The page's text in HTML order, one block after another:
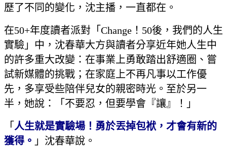
歷了不同的變化，沈主播，一直都在。
在50+年度讀者派對「Change！50後，我們的人生
實驗」中，沈春華大方與讀者分享近年她人生中
的許多重大改變：在事業上勇敢踏出舒適圈、嘗
試新媒體的挑戰；在家庭上不再凡事以工作優
先，多享受些陪伴兒女的親密時光。至於另一
半，她說：「不要忍，但要學會『讓』！」
「 人生就是實驗場！勇於丟掉包袱，才會有新的
獲得。 」沈春華說。